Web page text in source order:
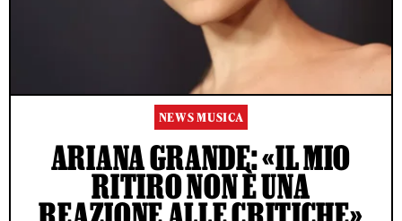
NEWS MUSICA
ARIANA GRANDE: «IL MIO
RITIRO NON È UNA